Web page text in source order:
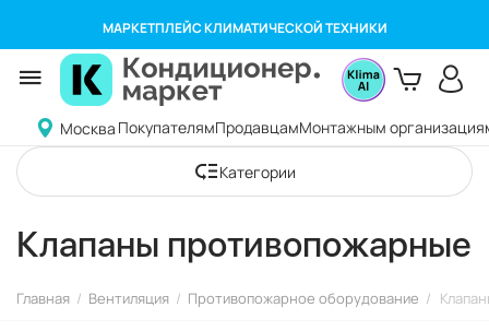
МАРКЕТПЛЕЙС КЛИМАТИЧЕСКОЙ ТЕХНИКИ
Москва ПокупателямПродавцамМонтажным
Категории
Клапаны противопожарные
Главная / Вентиляция / Противопожарное оборудование /